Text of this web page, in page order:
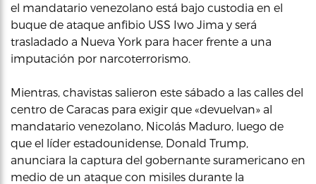
el mandatario venezolano está bajo custodia en el
buque de ataque anfibio USS Iwo Jima y será
trasladado a Nueva York para hacer frente a una
imputación por narcoterrorismo.
Mientras, chavistas salieron este sábado a las calles del
centro de Caracas para exigir que «devuelvan» al
mandatario venezolano, Nicolás Maduro, luego de
que el líder estadounidense, Donald Trump,
anunciara la captura del gobernante suramericano en
medio de un ataque con misiles durante la